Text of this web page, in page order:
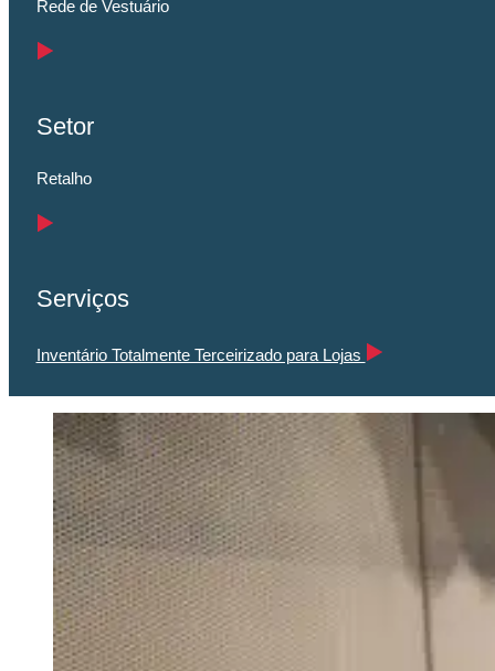
Rede de Vestuário
Setor
Retalho
Serviços
Inventário Totalmente Terceirizado para Lojas